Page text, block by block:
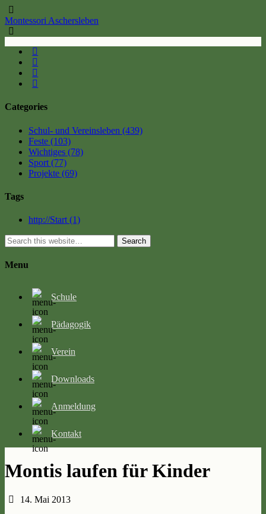
Montessori Aschersleben
Categories
Schul- und Vereinsleben (439)
Feste (103)
Wichtiges (78)
Sport (77)
Projekte (69)
Tags
http://Start (1)
Search
Menu
Schule
Pädagogik
Verein
Downloads
Anmeldung
Kontakt
Montis laufen für Kinder
14. Mai 2013